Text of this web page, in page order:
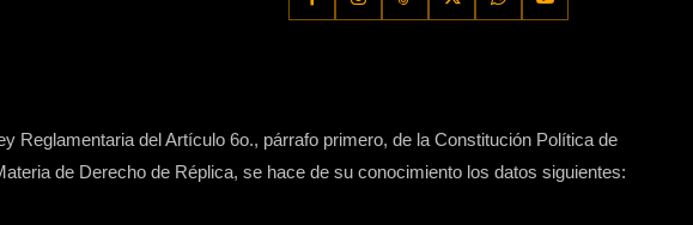
Reglamentaria del Artículo 6o., párrafo primero, de la Constitución Política de
de Derecho de Réplica, se hace de su conocimiento los datos siguientes: